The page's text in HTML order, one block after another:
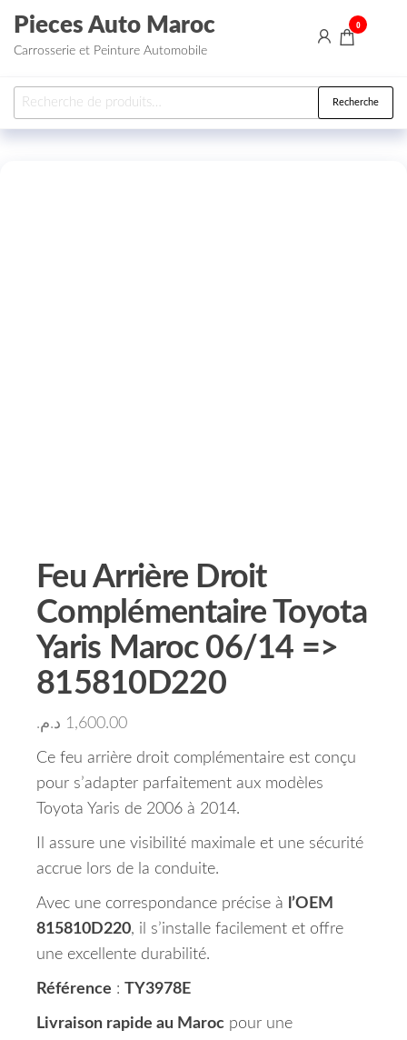
Aller au contenu
Pieces Auto Maroc
Carrosserie et Peinture Automobile
0
Recherche pour : Recherche
Feu Arrière Droit
Complémentaire Toyota
Yaris Maroc 06/14 =>
815810D220
1,600.00 د.م.
Ce feu arrière droit complémentaire est conçu
pour s’adapter parfaitement aux modèles
Toyota Yaris de 2006 à 2014.
Il assure une visibilité maximale et une sécurité
accrue lors de la conduite.
Avec une correspondance précise à
l’OEM
815810D220, il s’installe facilement et offre
une excellente durabilité.
Référence : TY3978E
Livraison rapide au Maroc pour une